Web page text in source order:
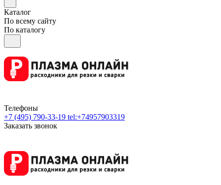
Каталог
По всему сайту
По каталогу
Телефоны
+7 (495) 790-33-19 tel:+74957903319
Заказать звонок